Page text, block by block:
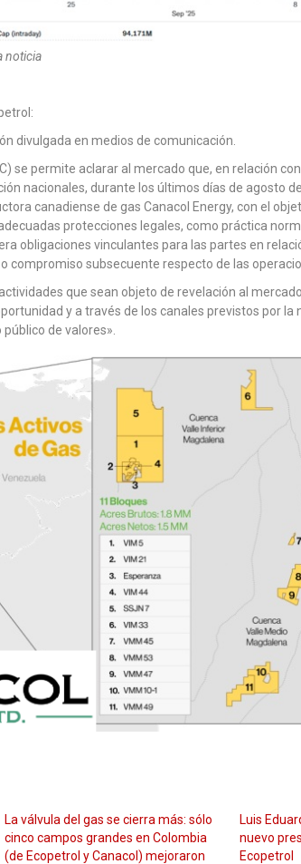
noticia
divulgada en medios de comunicación.
se permite aclarar al mercado que, en relación
nacionales, durante los últimos días de agosto
canadiense de gas Canacol Energy, con el
protecciones legales, como práctica
obligaciones vinculantes para las partes en
compromiso subsecuente respecto de las
que sean objeto de revelación al
y a través de los canales previstos por la
de valores».
La válvula del gas se cierra más: sólo
cinco campos grandes en Colombia
(de Ecopetrol y Canacol) mejoraron
Luis
nuevo
Ecopetrol